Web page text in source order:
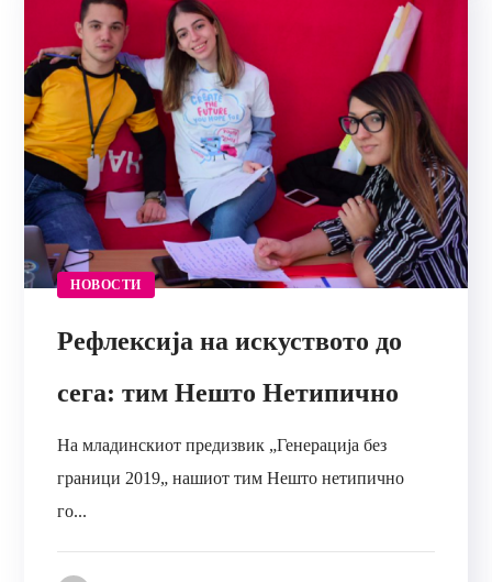
НОВОСТИ
Рефлексија на искуството до
сега: тим Нешто Нетипично
На младинскиот предизвик „Генерација без
граници 2019„ нашиот тим Нешто нетипично
го...